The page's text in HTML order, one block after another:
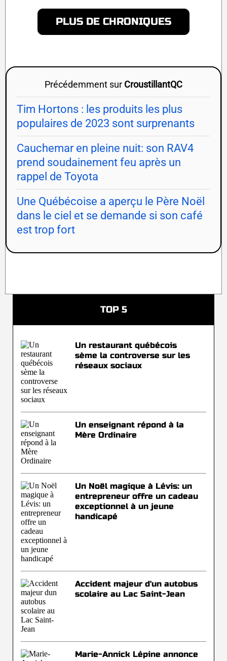
PLUS DE CHRONIQUES
Précédemment sur CroustillantQC
Tim Hortons : les produits les plus
populaires de 2023 sont surprenants
Cauchemar en pleine nuit: son RAV4
prend soudainement feu après un
rappel de Toyota
Une Québécoise a aperçu le Père Noël
dans le ciel et se demande si son café
est trop fort
TOP 5
Un restaurant québécois
sème la controverse sur les
réseaux sociaux
Un enseignant répond à la
Mère Ordinaire
Un Noël magique à Lévis: un
entrepreneur offre un cadeau
exceptionnel à un jeune
handicapé
Accident majeur d'un autobus
scolaire au Lac Saint-Jean
Marie-Annick Lépine annonce